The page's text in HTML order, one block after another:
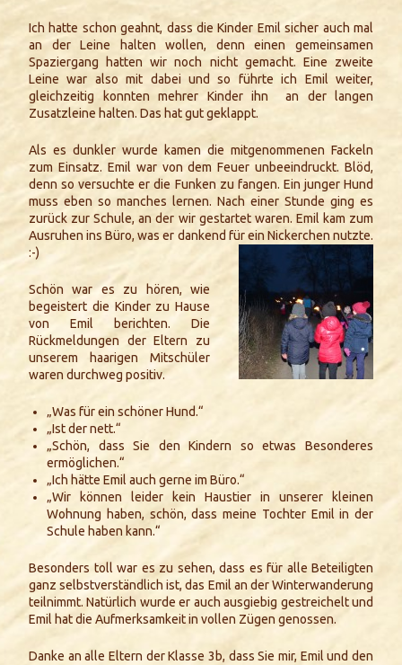
Ich hatte schon geahnt, dass die Kinder Emil sicher auch mal
an der Leine halten wollen, denn einen gemeinsamen
Spaziergang hatten wir noch nicht gemacht. Eine zweite
Leine war also mit dabei und so führte ich Emil weiter,
gleichzeitig konnten mehrer Kinder ihn an der langen
Zusatzleine halten. Das hat gut geklappt.
Als es dunkler wurde kamen die mitgenommenen Fackeln
zum Einsatz. Emil war von dem Feuer unbeeindruckt. Blöd,
denn so versuchte er die Funken zu fangen. Ein junger Hund
muss eben so manches lernen. Nach einer Stunde ging es
zurück zur Schule, an der wir gestartet waren. Emil kam zum
Ausruhen ins Büro, was er dankend für ein Nickerchen nutzte.
:-)
Schön war es zu hören, wie
begeistert die Kinder zu Hause
von Emil berichten. Die
Rückmeldungen der Eltern zu
unserem haarigen Mitschüler
waren durchweg positiv.
„Was für ein schöner Hund.“
„Ist der nett.“
„Schön, dass Sie den Kindern so etwas Besonderes
ermöglichen.“
„Ich hätte Emil auch gerne im Büro.“
„Wir können leider kein Haustier in unserer kleinen
Wohnung haben, schön, dass meine Tochter Emil in der
Schule haben kann.“
Besonders toll war es zu sehen, dass es für alle Beteiligten
ganz selbstverständlich ist, das Emil an der Winterwanderung
teilnimmt. Natürlich wurde er auch ausgiebig gestreichelt und
Emil hat die Aufmerksamkeit in vollen Zügen genossen.
Danke an alle Eltern der Klasse 3b, dass Sie mir, Emil und den